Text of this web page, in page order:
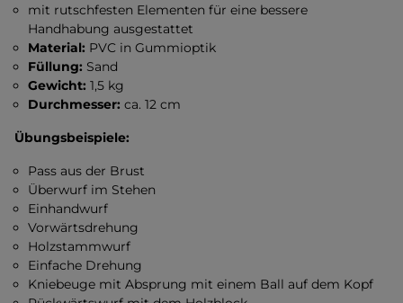
mit rutschfesten Elementen für eine bessere
Handhabung ausgestattet
Material: PVC in Gummioptik
Füllung: Sand
Gewicht: 1,5 kg
Durchmesser:ca. 12 cm
Übungsbeispiele:
Pass aus der Brust
Überwurf im Stehen
Einhandwurf
Vorwärtsdrehung
Holzstammwurf
Einfache Drehung
Kniebeuge mit Absprung mit einem Ball auf dem Kopf